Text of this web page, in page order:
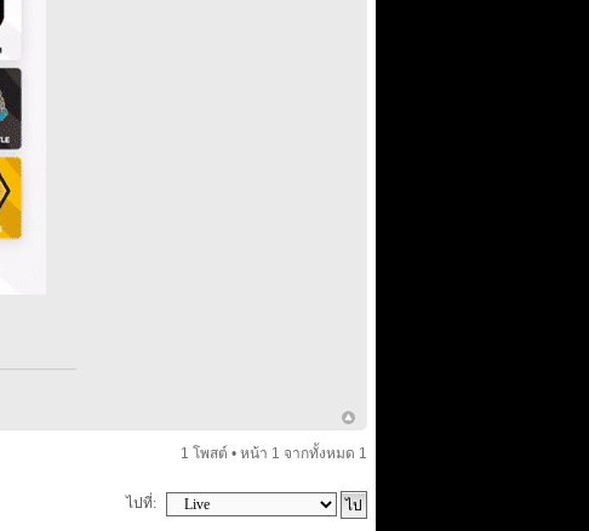
1 โพสต์ • หน้า 1 จากทั้งหมด 1
ไปที่: